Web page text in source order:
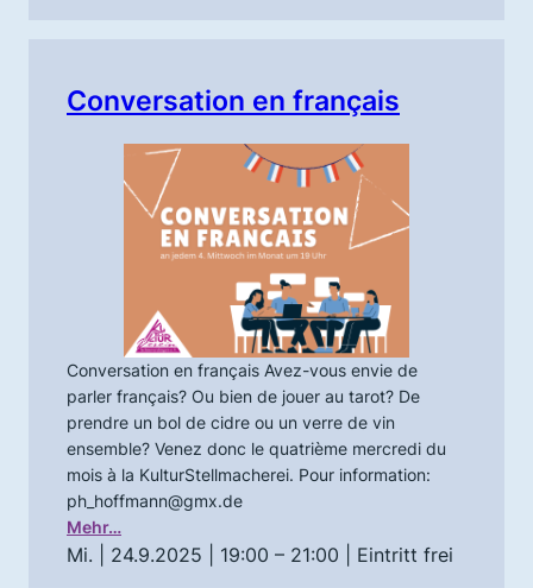
Conversation en français
Conversation en français Avez-vous envie de
parler français? Ou bien de jouer au tarot? De
prendre un bol de cidre ou un verre de vin
ensemble? Venez donc le quatrième mercredi du
mois à la KulturStellmacherei. Pour information:
ph_hoffmann@gmx.de
Mehr…
Mi. | 24.9.2025 | 19:00 – 21:00 | Eintritt frei